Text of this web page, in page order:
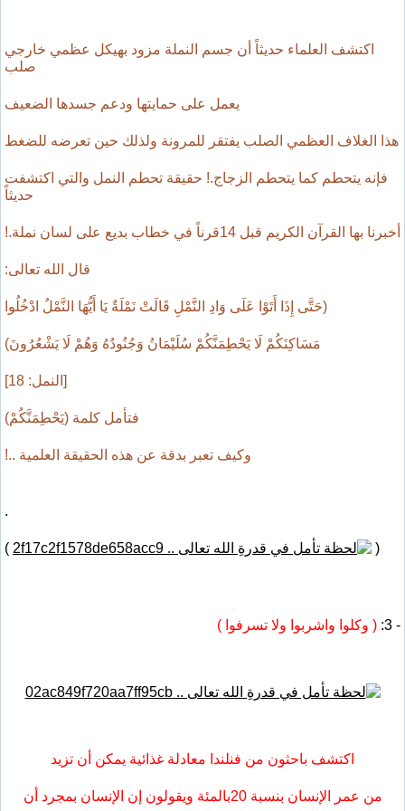
اكتشف العلماء حديثاً أن جسم النملة مزود بهيكل عظمي خارجي
صلب
يعمل على حمايتها ودعم جسدها الضعيف
هذا الغلاف العظمي الصلب يفتقر للمرونة ولذلك حين تعرضه للضغط
فإنه يتحطم كما يتحطم الزجاج.! حقيقة تحطم النمل والتي اكتشفت
حديثاً
أخبرنا بها القرآن الكريم قبل 14قرناً في خطاب بديع على لسان نملة.!
قال الله تعالى:
(حَتَّى إِذَا أَتَوْا عَلَى وَادِ النَّمْلِ قَالَتْ نَمْلَةٌ يَا أَيُّهَا النَّمْلُ ادْخُلُوا
مَسَاكِنَكُمْ لَا يَحْطِمَنَّكُمْ سُلَيْمَانُ وَجُنُودُهُ وَهُمْ لَا يَشْعُرُونَ)
[النمل: 18]
فتأمل كلمة (يَحْطِمَنَّكُمْ)
وكيف تعبر بدقة عن هذه الحقيقة العلمية ..!
.
(
)
- 3: ( وكلوا واشربوا ولا تسرفوا )
اكتشف باحثون من فنلندا معادلة غذائية يمكن أن تزيد
من عمر الإنسان بنسبة 20بالمئة ويقولون إن الإنسان بمجرد أن